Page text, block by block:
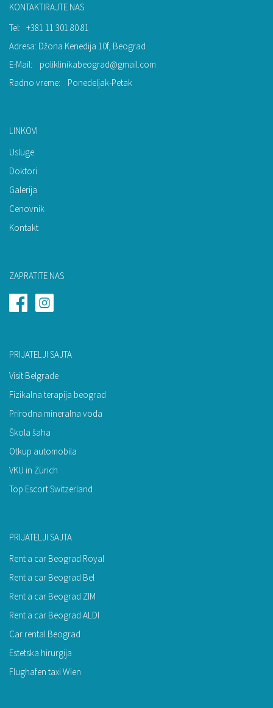
KONTAKTIRAJTE NAS
Tel: +381 11 301 80 81
Adresa: Džona Kenedija 10f, Beograd
E-Mail: poliklinikabeograd@gmail.com
Radno vreme: Ponedeljak-Petak
LINKOVI
Usluge
Doktori
Galerija
Cenovnik
Kontakt
ZAPRATITE NAS
PRIJATELJI SAJTA
Visit Belgrade
Fizikalna terapija beograd
Prirodna mineralna voda
Škola šaha
Otkup automobila
VKU in Zürich
Top Escort Switzerland
PRIJATELJI SAJTA
Rent a car Beograd Royal
Rent a car Beograd Bel
Rent a car Beograd ZIM
Rent a car Beograd ALDI
Car rental Beograd
Estetska hirurgija
Flughafen taxi Wien